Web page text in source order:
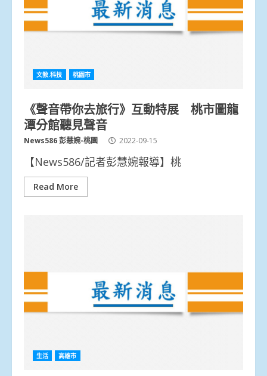
文教.科技 桃園市
《聲音帶你去旅行》互動特展 桃市圖龍
潭分館聽見聲音
News586 彭慧婉-桃園 2022-09-15
【News586/記者彭慧婉報導】桃
Read More
生活 高雄市